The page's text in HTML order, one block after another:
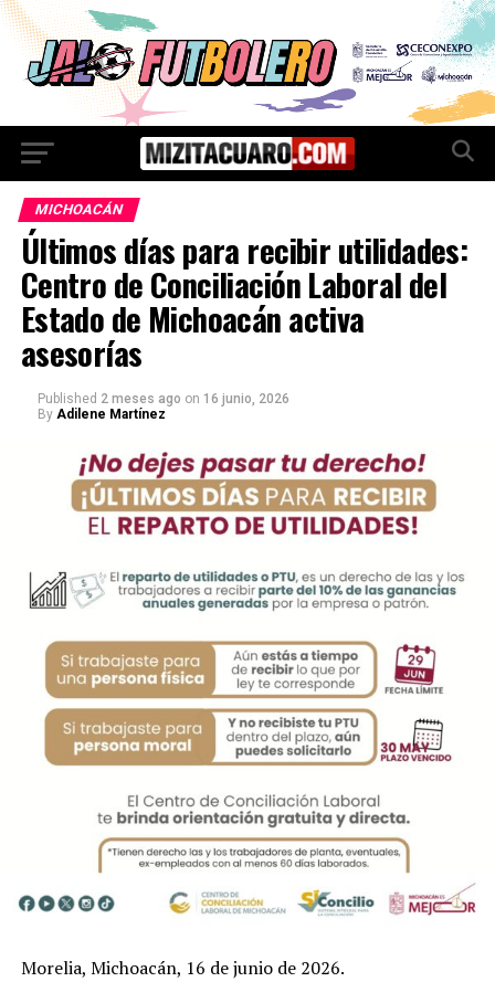
MICHOACÁN
Últimos días para recibir utilidades:
Centro de Conciliación Laboral del
Estado de Michoacán activa
asesorías
Published 2 meses ago on 16 junio, 2026
By Adilene Martínez
Morelia, Michoacán, 16 de junio de 2026.